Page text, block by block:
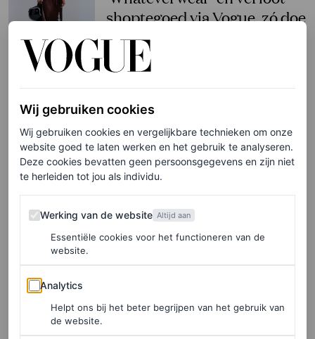
shoptegoed via Vogue, zó doe
je mee
LISA GOUDSMIT
FASHION NIEUWS
Heidi Klum en dochter Leni
dragen matching
korsetjurken in Venetië
SHOPPING
ALICE CARY
Wij gebruiken cookies
Wij gebruiken cookies en vergelijkbare technieken om onze
website goed te laten werken en het gebruik te analyseren.
Deze cookies bevatten geen persoonsgegevens en zijn niet
te herleiden tot jou als individu.
Werking van de website
Werking van de website Altijd aan
Essentiële cookies voor het functioneren van de
website.
Analytics
Analytics
Helpt ons bij het beter begrijpen van het gebruik van
de website.